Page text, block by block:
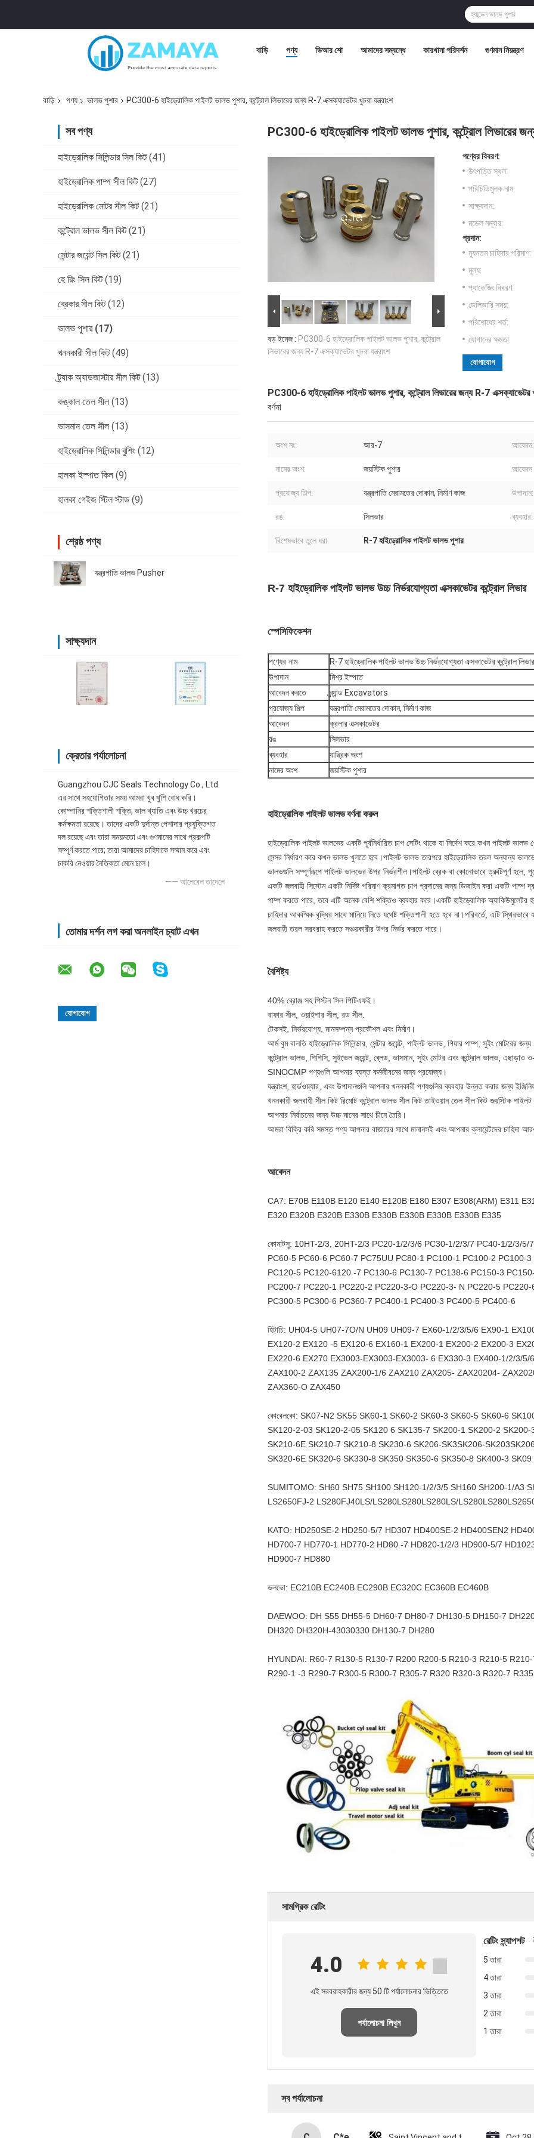
বাড়ি পণ্য ভিআর শো আমাদের সম্বন্ধে কারখানা পরিদর্শন গুণমান নিয়ন্ত্রণ
বাড়ি পণ্য ভালভ পুশার PC300-6 হাইড্রোলিক পাইলট ভালভ পুশার, কন্ট্রোল লিভারের জন্য R-7 এক্সক্যাভেটর খুচরা যন্ত্রাংশ
সব পণ্য
হাইড্রোলিক সিলিন্ডার সিল কিট (41)
হাইড্রোলিক পাম্প সীল কিট (27)
হাইড্রোলিক মোটর সীল কিট (21)
কন্ট্রোল ভালভ সীল কিট (21)
সেন্টার জয়েন্ট সিল কিট (21)
হে রিং সিল কিট (19)
ব্রেকার সীল কিট (12)
ভালভ পুশার (17)
খননকারী সীল কিট (49)
ট্র্যাক অ্যাডজাস্টার সীল কিট (13)
কঙ্কাল তেল সীল (13)
ভাসমান তেল সীল (13)
হাইড্রোলিক সিলিন্ডার বুশিং (12)
হালকা ইস্পাত কিল (9)
হালকা গেইজ স্টিল স্টাড (9)
শ্রেষ্ঠ পণ্য
যন্ত্রপাতি ভালভ Pusher
সাক্ষ্যদান
ক্রেতার পর্যালোচনা
Guangzhou CJC Seals Technology Co., Ltd.
এর সাথে সহযোগিতার সময় আমরা খুব খুশি বোধ করি।
কোম্পানির শক্তিশালী শক্তি, ভাল খ্যাতি এবং উচ্চ খরচের
কর্মক্ষমতা রয়েছে। তাদের একটি দুর্দান্ত পেশাদার প্রযুক্তিগত
দল রয়েছে এবং তারা সময়মতো এবং গুণমানের সাথে প্রকল্পটি
সম্পূর্ণ করতে পারে; তারা আমাদের চাহিদাকে সম্মান করে এবং
চাকরি নেওয়ার নৈতিকতা মেনে চলে।
—— আলেবেল তাদেলে
তোমার দর্শন লগ করা অনলাইন চ্যাট এখন
PC300-6 হাইড্রোলিক পাইলট ভালভ পুশার, কন্ট্রোল লিভারের
বড় ইমেজ : PC300-6 হাইড্রোলিক পাইলট ভালভ পুশার, কন্ট্রোল
লিভারের জন্য R-7 এক্সক্যাভেটর খুচরা যন্ত্রাংশ
পণ্যের বিবরণ:
উৎপত্তি স্থল:
পরিচিতিমুলক নাম:
সাক্ষ্যদান:
মডেল নম্বার:
প্রদান:
ন্যূনতম চাহিদার পরিমাণ:
মূল্য:
প্যাকেজিং বিবরণ:
ডেলিভারি সময়:
পরিশোধের শর্ত:
যোগানের ক্ষমতা:
যোগাযোগ
PC300-6 হাইড্রোলিক পাইলট ভালভ পুশার, কন্ট্রোল লিভারের জন্য R-7 এক্সক্যাভেটর
বর্ণনা
অংশ নং: আর-7 আবেদন:
নামের অংশ: জয়স্টিক পুশার আবেদন
প্রযোজ্য শিল্প: যন্ত্রপাতি মেরামতের দোকান, নির্মাণ কাজ উপাদান:
রঙ: সিলভার ব্যবহার:
বিশেষভাবে তুলে ধরা: R-7 হাইড্রোলিক পাইলট ভালভ পুশার
R-7 হাইড্রোলিক পাইলট ভালভ উচ্চ নির্ভরযোগ্যতা এক্সকাভেটর কন্ট্রোল লিভার
স্পেসিফিকেশন
পণ্যের নাম
R-7 হাইড্রোলিক পাইলট ভালভ উচ্চ নির্ভরযোগ্যতা এক্সকাভেটর কন্ট্রোল লিভার
উপাদান
মিশ্র ইস্পাত
আবেদন করতে
ব্র্যান্ড Excavators
প্রযোজ্য শিল্প
যন্ত্রপাতি মেরামতের দোকান, নির্মাণ কাজ
আবেদন
ক্রলার এক্সকাভেটর
রঙ
সিলভার
ব্যবহার
যান্ত্রিক অংশ
নামের অংশ
জয়স্টিক পুশার
হাইড্রোলিক পাইলট ভালভবর্ণনা করুন
হাইড্রোলিক পাইলট ভালভের একটি পূর্বনির্ধারিত চাপ সেটিং থাকে যা নির্দেশ করে কখন পাইলট
সেন্সর নির্ধারণ করে কখন ভালভ খুলতে হবে।পাইলট ভালভ তারপরে হাইড্রোলিক তরল অন্যান্য ভালভের
ভালভগুলি সম্পূর্ণরূপে পাইলট ভালভের উপর নির্ভরশীল।পাইলট ব্রেক বা কোনোভাবে ত্রুটিপূর্ণ হলে,
একটি জলবাহী সিস্টেম একটি নির্দিষ্ট পরিমাণ ক্রমাগত চাপ প্রদানের জন্য ডিজাইন করা একটি
পাম্প করতে পারে, তবে এটি অনেক বেশি শক্তিও ব্যবহার করে।একটি হাইড্রোলিক অ্যাকিউমুলেটর
চাহিদার আকস্মিক বৃদ্ধির সাথে মানিয়ে নিতে যথেষ্ট শক্তিশালী হতে হবে না।পরিবর্তে, এটি
জলবাহী তরল সরবরাহ করতে সঞ্চয়কারীর উপর নির্ভর করতে পারে।
বৈশিষ্ট্য
40% ব্রোঞ্জ সহ পিস্টন সিল পিটিএফই।
বাফার সীল, ওয়াইপার সীল, রড সীল.
টেকসই, নির্ভরযোগ্য, মানসম্পন্ন প্রকৌশল এবং নির্মাণ।
আর্ম বুম বালতি হাইড্রোলিক সিলিন্ডার, সেন্টার জয়েন্ট, পাইলট ভালভ, গিয়ার পাম্প, সুইং মোটরের
কন্ট্রোল ভালভ, পিপিসি, সুইভেল জয়েন্ট, ব্লেড, ভাসমান, সুইং মোটর এবং কন্ট্রোল ভালভ, এছাড়াও
SINOCMP পণ্যগুলি আপনার ব্যস্ত কর্মজীবনের জন্য প্রযোজ্য।
যন্ত্রাংশ, হার্ডওয়্যার, এবং উপাদানগুলি আপনার খননকারী পণ্যগুলির ব্যবহার উন্নত করার জন্য
খননকারী জলবাহী সীল কিট রিমোট কন্ট্রোল ভালভ সীল কিট তাইওয়ান তেল সীল কিট জয়স্টিক
আপনার নির্বাচনের জন্য উচ্চ মানের সাথে চীনে তৈরি।
আমরা বিক্রি করি সমস্ত পণ্য আপনার বাজারের সাথে মানানসই এবং আপনার ক্লায়েন্টদের
আবেদন
CA7: E70B E110B E120 E140 E120B E180 E307 E308(ARM) E311
E320 E320B E320B E330B E330B E330B E330B E330B E335
কোমাটসু: 10HT-2/3, 20HT-2/3 PC20-1/2/3/6 PC30-1/2/3/7 PC40-1/2/3/
PC60-5 PC60-6 PC60-7 PC75UU PC80-1 PC100-1 PC100-2 PC100-
PC120-5 PC120-6120 -7 PC130-6 PC130-7 PC138-6 PC150-3
PC200-7 PC220-1 PC220-2 PC220-3-O PC220-3- N PC220-5
PC300-5 PC300-6 PC360-7 PC400-1 PC400-3 PC400-5 PC400-6
হিটাচি: UH04-5 UH07-7O/N UH09 UH09-7 EX60-1/2/3/5/6 EX90-1
EX120-2 EX120 -5 EX120-6 EX160-1 EX200-1 EX200-2 EX200-3
EX220-6 EX270 EX3003-EX3003-EX3003- 6 EX330-3 EX400-1/2/3/
ZAX100-2 ZAX135 ZAX200-1/6 ZAX210 ZAX205- ZAX20204-
ZAX360-O ZAX450
কোবেলকো: SK07-N2 SK55 SK60-1 SK60-2 SK60-3 SK60-5 SK60-6
SK120-2-03 SK120-2-05 SK120 6 SK135-7 SK200-1 SK200-2
SK210-6E SK210-7 SK210-8 SK230-6 SK206-SK3SK206-
SK320-6E SK320-6 SK330-8 SK350 SK350-6 SK350-8 SK400-3 SK09
SUMITOMO: SH60 SH75 SH100 SH120-1/2/3/5 SH160 SH200-1/A3
LS2650FJ-2 LS280FJ40LS/LS280LS280LS280LS/
KATO: HD250SE-2 HD250-5/7 HD307 HD400SE-2 HD400SEN2
HD700-7 HD770-1 HD770-2 HD80 -7 HD820-1/2/3 HD900-5/7
HD900-7 HD880
ভলভো: EC210B EC240B EC290B EC320C EC360B EC460B
DAEWOO: DH S55 DH55-5 DH60-7 DH80-7 DH130-5 DH150-7
DH320 DH320H-43030330 DH130-7 DH280
HYUNDAI: R60-7 R130-5 R130-7 R200 R200-5 R210-3 R210-5
R290-1 -3 R290-7 R300-5 R300-7 R305-7 R320 R320-3 R320-7
সামগ্রিক রেটিং
4.0
এই সরবরাহকারীর জন্য 50 টি পর্যালোচনার ভিত্তিতে
পর্যালোচনা লিখুন
রেটিং স্ন্যাপশট
5 তারা
4 তারা
3 তারা
2 তারা
1 তারা
সব পর্যালোচনা